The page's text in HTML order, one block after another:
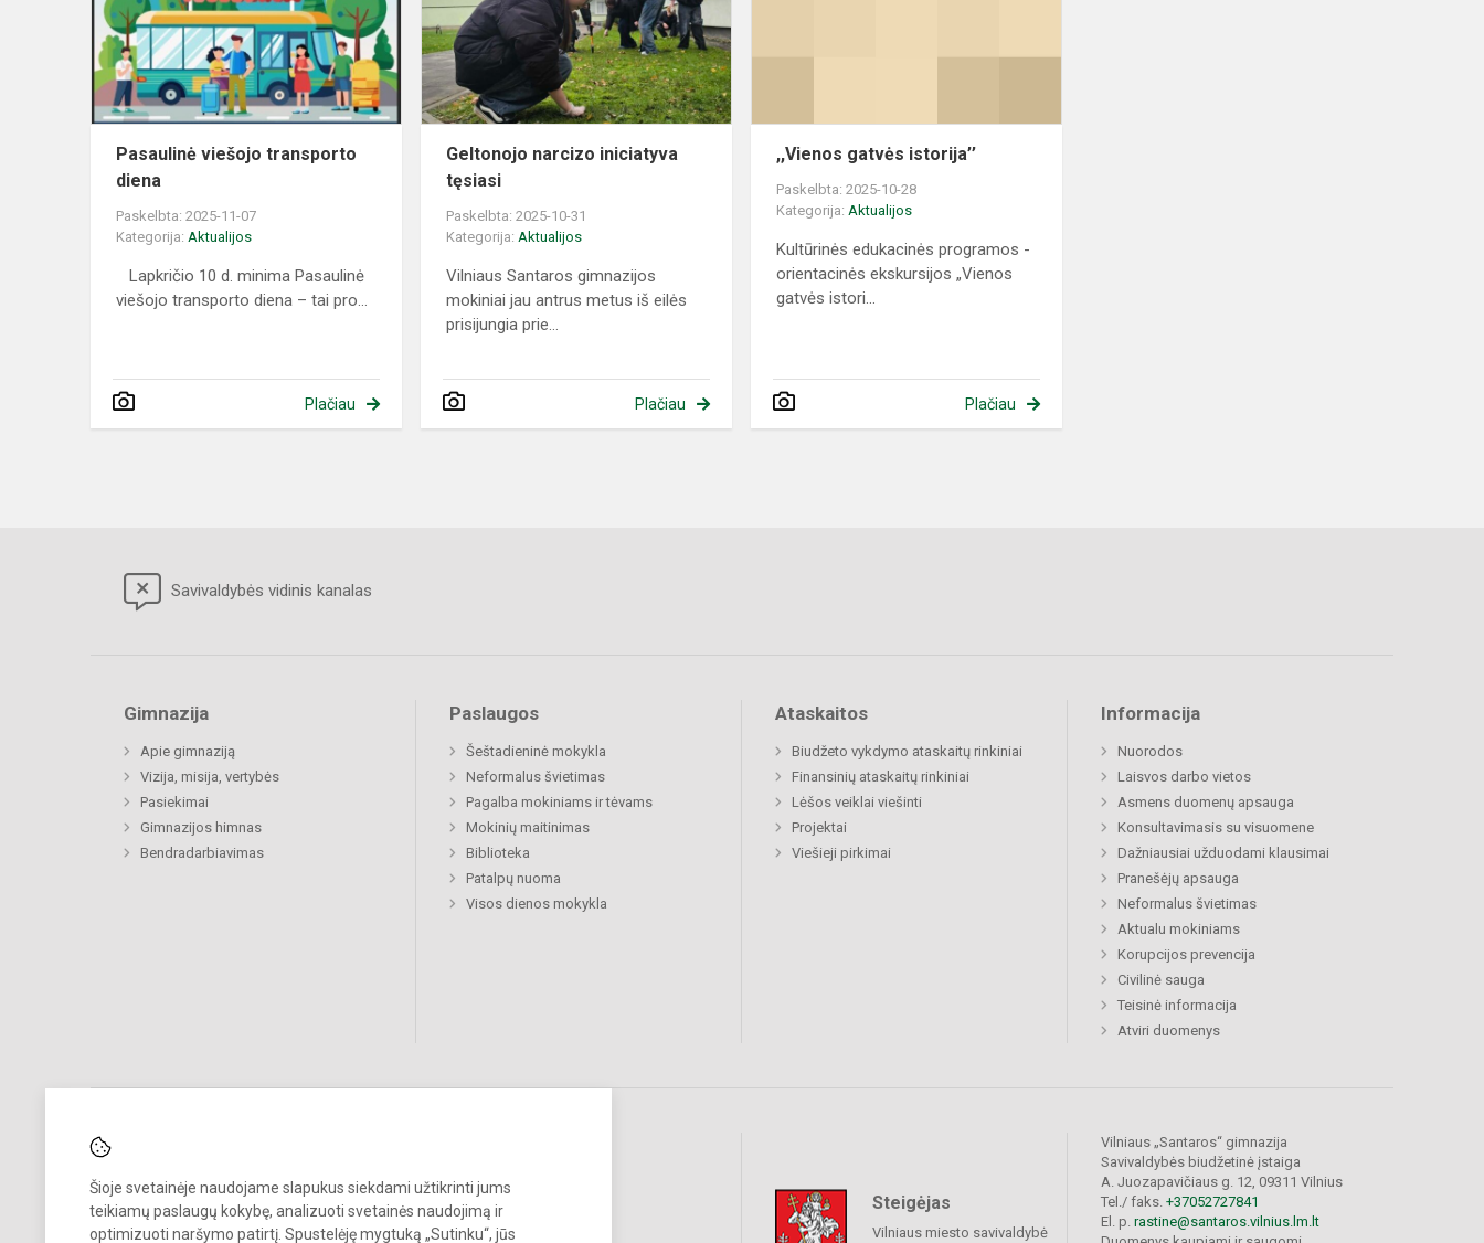
Šioje svetainėje naudojame slapukus siekdami užtikrinti jums
teikiamų paslaugų kokybę, analizuoti svetainės naudojimą ir
optimizuoti naršymo patirtį. Spustelėję mygtuką „Sutinku“, jūs
diena
Pasaulinė viešojo transporto
diena
Paskelbta: 2025-11-07
Kategorija: Aktualijos
Lapkričio 10 d. minima Pasaulinė
viešojo transporto diena – tai pro...
Plačiau
Geltonojo narcizo iniciatyva
tęsiasi
Paskelbta: 2025-10-31
Kategorija:Aktualijos
Vilniaus Santaros gimnazijos
mokiniai jau antrus metus iš eilės
prisijungia prie...
Plačiau
,,Vienos gatvės istorija’’
Paskelbta: 2025-10-28
Kategorija:Aktualijos
Kultūrinės edukacinės programos -
orientacinės ekskursijos „Vienos
gatvės istori...
Plačiau
Savivaldybės vidinis kanalas
Gimnazija
Apie gimnaziją
Vizija, misija, vertybės
Pasiekimai
Gimnazijos himnas
Bendradarbiavimas
Paslaugos
Šeštadieninė mokykla
Neformalus švietimas
Pagalba mokiniams ir tėvams
Mokinių maitinimas
Biblioteka
Patalpų nuoma
Visos dienos mokykla
Ataskaitos
Biudžeto vykdymo ataskaitų rinkiniai
Finansinių ataskaitų rinkiniai
Lėšos veiklai viešinti
Projektai
Viešieji pirkimai
Informacija
Nuorodos
Laisvos darbo vietos
Asmens duomenų apsauga
Konsultavimasis su visuomene
Dažniausiai užduodami klausimai
Pranešėjų apsauga
Neformalus švietimas
Aktualu mokiniams
Korupcijos prevencija
Civilinė sauga
Teisinė informacija
Atviri duomenys
Pastebėjote klaidų?
Turite pasiūlymų?
Bendraukime Steigėjas
Vilniaus miesto savivaldybė
Vilniaus „Santaros“ gimnazija
Savivaldybės biudžetinė įstaiga
A. Juozapavičiaus g. 12, 09311 Vilnius
Tel./ faks. +37052727841
El. p. rastine@santaros.vilnius.lm.lt